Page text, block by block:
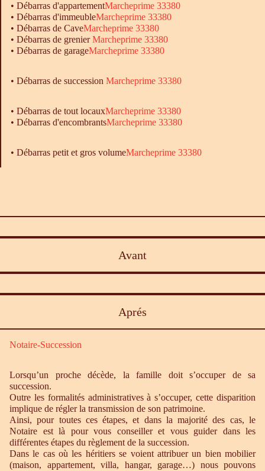
• Débarras d'appartementMarcheprime 33380
• Débarras d'immeubleMarcheprime 33380
• Débarras de CaveMarcheprime 33380
• Débarras de grenierMarcheprime 33380
• Débarras de garageMarcheprime 33380
• Débarras de succession Marcheprime 33380
• Débarras de tout locauxMarcheprime 33380
• Débarras d'encombrantsMarcheprime 33380
• Débarras petit et gros volumeMarcheprime 33380
Avant
Aprés
Notaire-Succession
Lorsqu’un proche décède, la famille doit s’occuper de sa
succession.
Outre les formalités administratives à s’occuper, cette disparition
implique de régler la transmission de son patrimoine.
Ainsi, pour toutes ces étapes, et dans la majorité des cas, le
Notaire est là pour vous conseiller et vous guider dans les
différentes étapes du règlement de la succession.
Dans le cas où les héritiers se voient attribuer un bien mobilier
(maison, appartement, villa, hangar, garage…) nous pouvons